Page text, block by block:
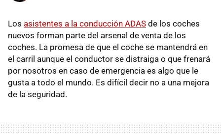
Los asistentes a la conducción ADAS de los coches
nuevos forman parte del arsenal de venta de los
coches. La promesa de que el coche se mantendrá en
el carril aunque el conductor se distraiga o que frenará
por nosotros en caso de emergencia es algo que le
gusta a todo el mundo. Es difícil decir no a una mejora
de la seguridad.